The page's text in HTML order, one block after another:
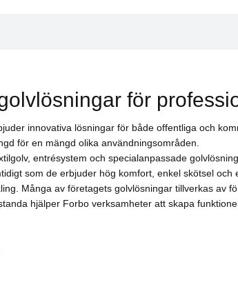
golv med sin subtila struktur som påminner
deras ”skimrande” motpart; neutrala
för
innovativa lösningar för både offentliga och
för en mängd olika användningsområden.
entrésystem och specialanpassade
som de erbjuder hög komfort, enkel skötsel och
Många av företagets golvlösningar tillverkas
hjälper Forbo verksamheter att skapa